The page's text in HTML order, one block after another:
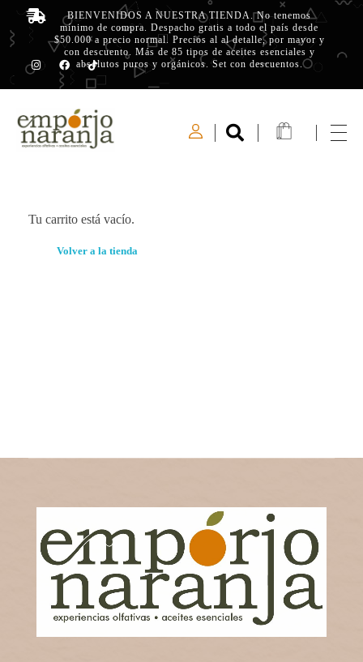
BIENVENIDOS A NUESTRA TIENDA. No tenemos
mínimo de compra. Despacho gratis a todo el país desde
$50.000 a precio normal. Precios al al detalle, por mayor y
con descuento. Más de 85 tipos de aceites esenciales y
absolutos puros y orgánicos. Set con descuentos.
Tu carrito está vacío.
Volver a la tienda